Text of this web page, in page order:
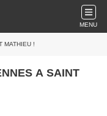
MENU
MATHIEU !
A SAINT